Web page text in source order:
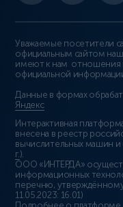
Уважаемые посетители
официальным сайтом
имеют к нам отношения
официальной
Данные в формах
Яндекс
Интерактивная
внесена в реестр
вычислительных машин и
г.).
ООО «ИНТЕРДА»
информационных
перечню,
11.05.2023: 16.01)